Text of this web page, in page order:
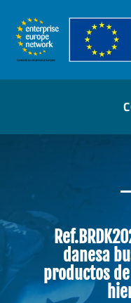
content
danesa
productos